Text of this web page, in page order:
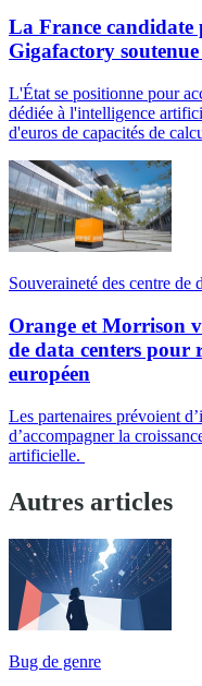
La France
Gigafactory
L'État se positionne pour
dédiée à l'intelligence
d'euros de capacités de
Souveraineté des centre de
Orange et Morrison
de data centers pour
européen
Les partenaires prévoient
d’accompagner la
artificielle.
Autres articles
Bug de genre